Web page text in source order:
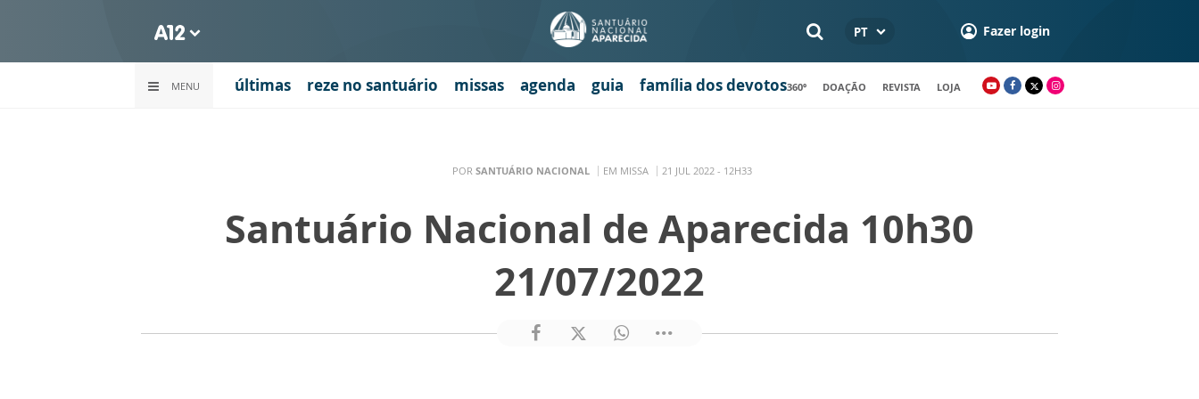
PT Fazer login
MENU últimas reze no santuário missas agenda guia família dos devotos360º DOAÇÃO REVISTA LOJA
POR SANTUÁRIO NACIONAL EM MISSA 21 JUL 2022 - 12H33
Santuário Nacional de Aparecida 10h30
21/07/2022